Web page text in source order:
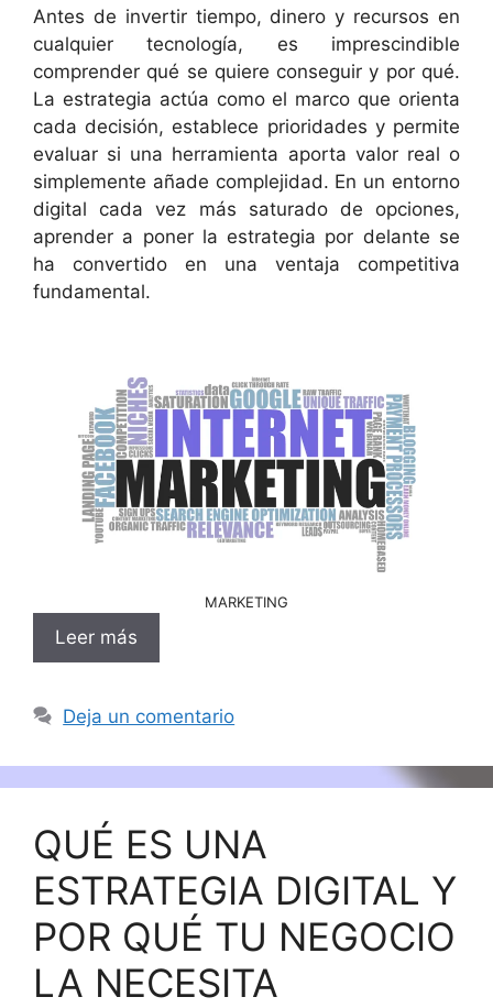
Antes de invertir tiempo, dinero y recursos en
cualquier tecnología, es imprescindible
comprender qué se quiere conseguir y por qué.
La estrategia actúa como el marco que orienta
cada decisión, establece prioridades y permite
evaluar si una herramienta aporta valor real o
simplemente añade complejidad. En un entorno
digital cada vez más saturado de opciones,
aprender a poner la estrategia por delante se
ha convertido en una ventaja competitiva
fundamental.
MARKETING
Leer más
Deja un comentario
QUÉ ES UNA
ESTRATEGIA DIGITAL Y
POR QUÉ TU NEGOCIO
LA NECESITA